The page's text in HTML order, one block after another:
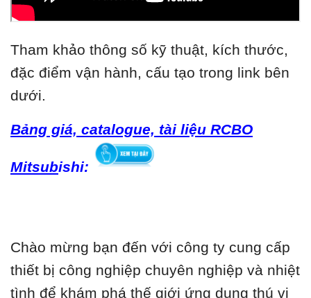
Tham khảo thông số kỹ thuật, kích thước,
đặc điểm vận hành, cấu tạo trong link bên
dưới.
Bảng giá, catalogue, tài liệu RCBO
Mitsubishi:
Chào mừng bạn đến với công ty cung cấp
thiết bị công nghiệp chuyên nghiệp và nhiệt
tình để khám phá thế giới ứng dụng thú vị